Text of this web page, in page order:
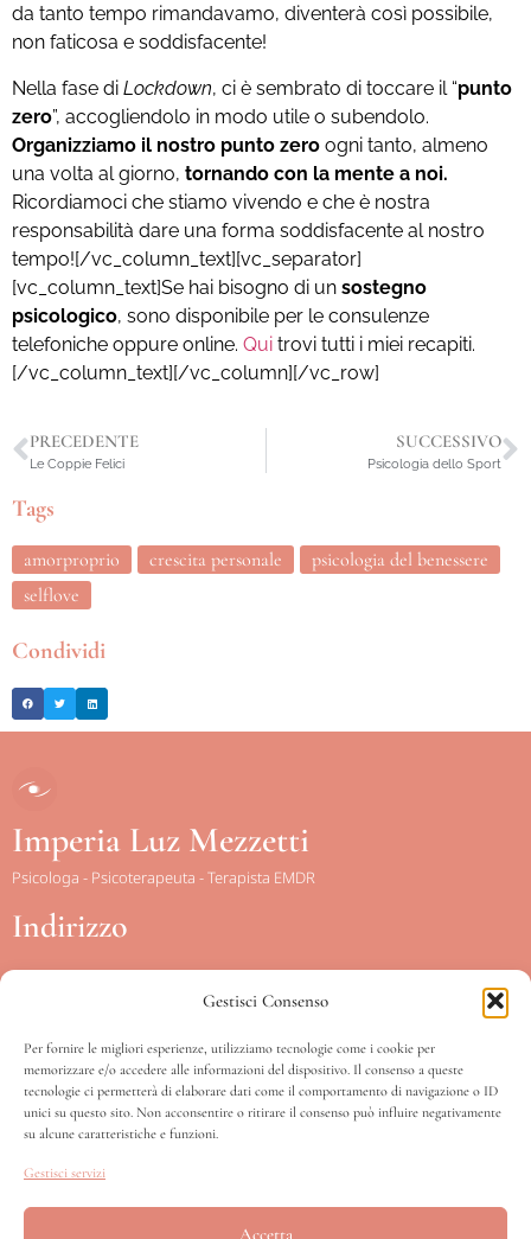
Gestisci Consenso
Per fornire le migliori esperienze, utilizziamo tecnologie come i cookie per
memorizzare e/o accedere alle informazioni del dispositivo. Il consenso a queste
tecnologie ci permetterà di elaborare dati come il comportamento di navigazione o ID
unici su questo sito. Non acconsentire o ritirare il consenso può influire negativamente
su alcune caratteristiche e funzioni.
Gestisci servizi
Accetta
da tanto tempo rimandavamo, diventerà così possibile,
non faticosa e soddisfacente!
Nella fase di Lockdown, ci è sembrato di toccare il “punto
zero”, accogliendolo in modo utile o subendolo.
Organizziamo il nostro punto zero ogni tanto, almeno
una volta al giorno, tornando con la mente a noi.
Ricordiamoci che stiamo vivendo e che è nostra
responsabilità dare una forma soddisfacente al nostro
tempo![/vc_column_text][vc_separator]
[vc_column_text]Se hai bisogno di un sostegno
psicologico, sono disponibile per le consulenze
telefoniche oppure online. Qui trovi tutti i miei recapiti.
[/vc_column_text][/vc_column][/vc_row]
PRECEDENTE
Le Coppie Felici
SUCCESSIVO
Psicologia dello Sport
Tags
amorproprio crescita personale
psicologia del benessere
selflove
Condividi
Imperia Luz Mezzetti
Psicologa - Psicoterapeuta - Terapista EMDR
Indirizzo
Scala sinistra – IV piano int. 12
00141 – Roma
Orari